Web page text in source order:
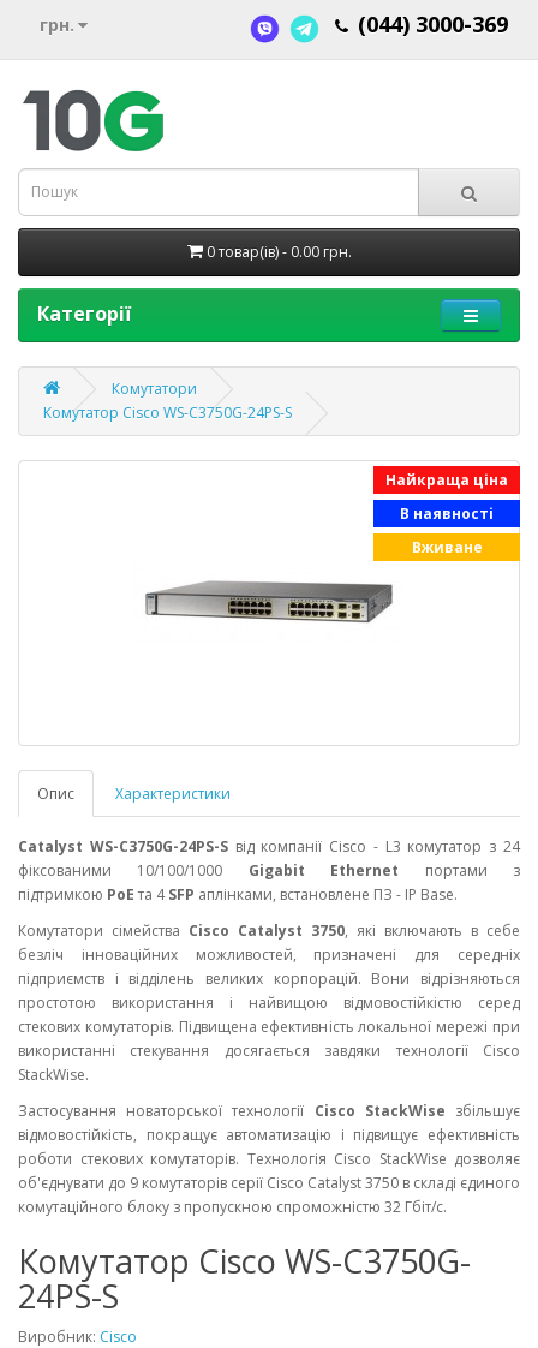
грн. (044) 3000-369
0 товар(ів) - 0.00 грн.
Категорії
Комутатори
Комутатор Cisco WS-C3750G-24PS-S
Найкраща ціна
В наявності
Вживане
Опис Характеристики
Catalyst WS-C3750G-24PS-Sвід компанії Cisco - L3 комутатор з 24
фіксованими 10/100/1000 Gigabit Ethernet портами з
підтримкою PoEта 4SFP аплінками, встановлене ПЗ - IP Base.
Комутатори сімейства Cisco Catalyst 3750, які включають в себе
безліч інноваційних можливостей, призначені для середніх
підприємств і відділень великих корпорацій. Вони відрізняються
простотою використання і найвищою відмовостійкістю серед
стекових комутаторів. Підвищена ефективність локальної мережі при
використанні стекування досягається завдяки технології Cisco
StackWise.
Застосування новаторської технології Cisco StackWise збільшує
відмовостійкість, покращує автоматизацію і підвищує ефективність
роботи стекових комутаторів. Технологія Cisco StackWise дозволяє
об'єднувати до 9 комутаторів серії Cisco Catalyst 3750 в складі єдиного
комутаційного блоку з пропускною спроможністю 32 Гбіт/с.
Комутатор Cisco WS-C3750G-
24PS-S
Виробник: Cisco